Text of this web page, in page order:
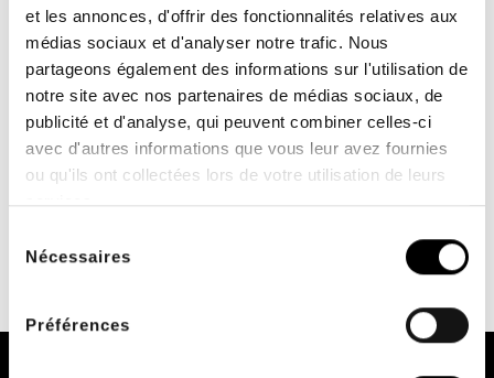
et les annonces, d'offrir des fonctionnalités relatives aux
médias sociaux et d'analyser notre trafic. Nous
partageons également des informations sur l'utilisation de
notre site avec nos partenaires de médias sociaux, de
publicité et d'analyse, qui peuvent combiner celles-ci
avec d'autres informations que vous leur avez fournies
ou qu'ils ont collectées lors de votre utilisation de leurs
services.
Nécessaires
Préférences
MEDIOS DE PAGO
Visa, Mastercard,
transferencia bancaria,